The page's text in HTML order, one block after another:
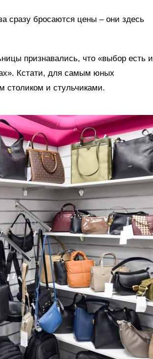
сразу бросаются цены – они здесь
признавались, что «выбор есть и
Кстати, для самым юных
столиком и стульчиками.